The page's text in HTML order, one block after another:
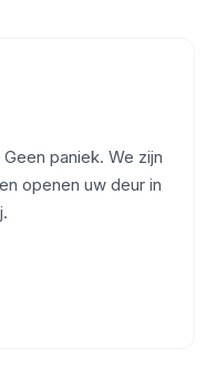
paniek. We zijn
openen uw deur in